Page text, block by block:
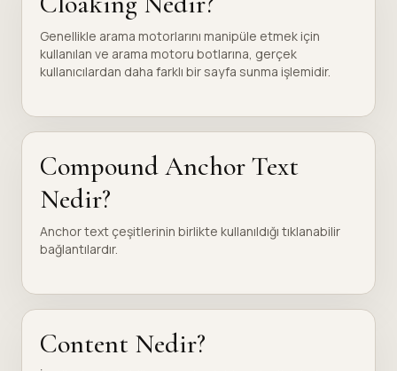
Genellikle arama motorlarını manipüle etmek için
kullanılan ve arama motoru botlarına, gerçek
kullanıcılardan daha farklı bir sayfa sunma işlemidir.
Compound Anchor Text
Nedir?
Anchor text çeşitlerinin birlikte kullanıldığı tıklanabilir
bağlantılardır.
Content Nedir?